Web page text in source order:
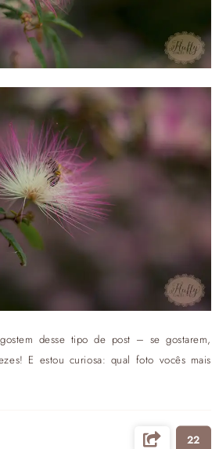
desse tipo de post – se gostarem,
E estou curiosa: qual foto vocês mais
22